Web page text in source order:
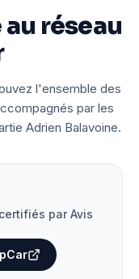
réseau
l'ensemble des
par les
Adrien Balavoine.
par Avis